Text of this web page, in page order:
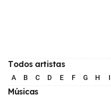
Todos artistas
A B C D E F G H I
Músicas